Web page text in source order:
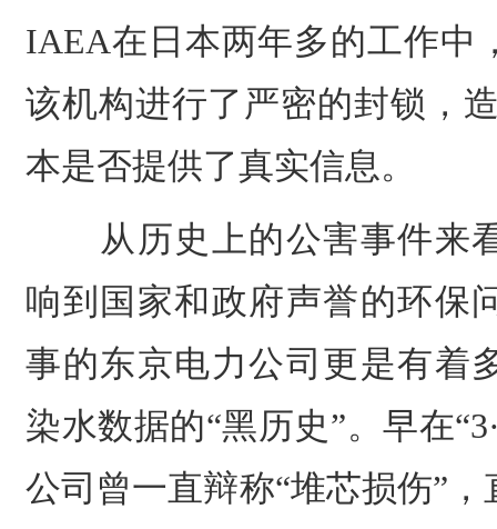
IAEA在日本两年多的工作中
该机构进行了严密的封锁，
本是否提供了真实信息。
从历史上的公害事件来
响到国家和政府声誉的环保
事的东京电力公司更是有着
染水数据的“黑历史”。早在
公司曾一直辩称“堆芯损伤”